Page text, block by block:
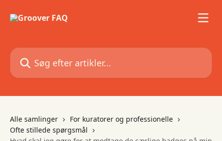
Søg efter artikler...
Alle samlinger
For kuratorer og professionelle
Ofte stillede spørgsmål